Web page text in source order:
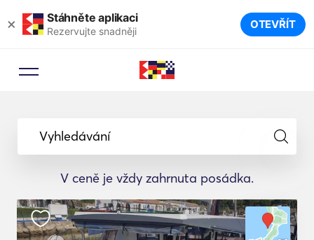
× Stáhněte aplikaci
Rezervujte snadněji OTEVŘÍT
Vyhledávání
V ceně je vždy zahrnuta posádka.